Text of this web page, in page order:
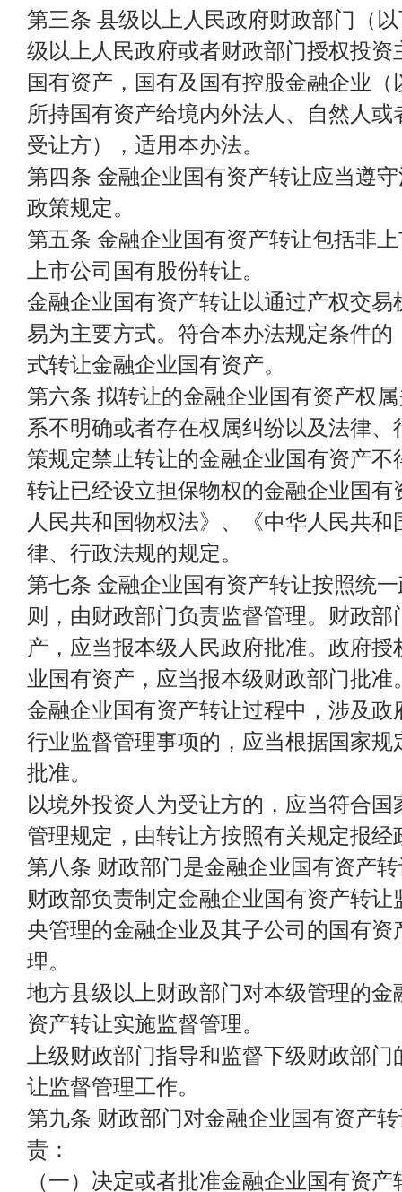
第三条 县级以上人民政府财政部门（
级以上人民政府或者财政部门授权投
国有资产，国有及国有控股金融企业
所持国有资产给境内外法人、自然人
受让方），适用本办法。
第四条 金融企业国有资产转让应当遵
政策规定。
第五条 金融企业国有资产转让包括非
上市公司国有股份转让。
金融企业国有资产转让以通过产权交
易为主要方式。符合本办法规定条件
式转让金融企业国有资产。
第六条 拟转让的金融企业国有资产权
系不明确或者存在权属纠纷以及法律
策规定禁止转让的金融企业国有资产不
转让已经设立担保物权的金融企业国
人民共和国物权法》、《中华人民共
律、行政法规的规定。
第七条 金融企业国有资产转让按照统
则，由财政部门负责监督管理。财政
产，应当报本级人民政府批准。政府
业国有资产，应当报本级财政部门批准
金融企业国有资产转让过程中，涉及
行业监督管理事项的，应当根据国家
批准。
以境外投资人为受让方的，应当符合
管理规定，由转让方按照有关规定报
第八条 财政部门是金融企业国有资产
财政部负责制定金融企业国有资产转
央管理的金融企业及其子公司的国有
理。
地方县级以上财政部门对本级管理的
资产转让实施监督管理。
上级财政部门指导和监督下级财政部
让监督管理工作。
第九条 财政部门对金融企业国有资产
责：
（一）决定或者批准金融企业国有资